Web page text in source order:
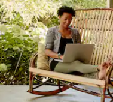
de flecha hacia arriba y